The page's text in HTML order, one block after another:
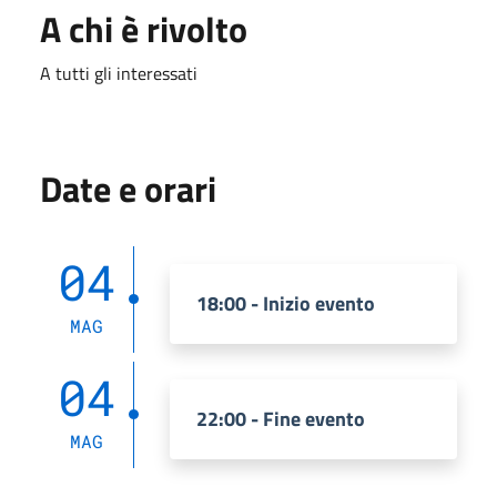
A chi è rivolto
A tutti gli interessati
Date e orari
04
MAG
18:00 - Inizio evento
04
MAG
22:00 - Fine evento